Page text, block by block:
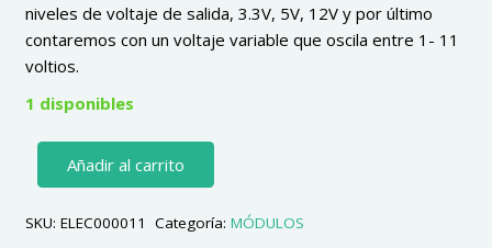
niveles de voltaje de salida, 3.3V, 5V, 12V y por último
contaremos con un voltaje variable que oscila entre 1- 11
voltios.
1 disponibles
FUENTE
de
para
Añadir al carrito
SKU: ELEC000011 Categoría: MÓDULOS